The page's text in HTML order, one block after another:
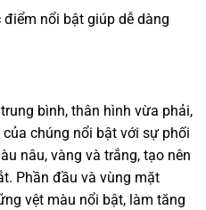
nổi bật giúp dễ dàng
bình, thân hình vừa phải,
chúng nổi bật với sự phối
nâu, vàng và trắng, tạo nên
Phần đầu và vùng mặt
vệt màu nổi bật, làm tăng